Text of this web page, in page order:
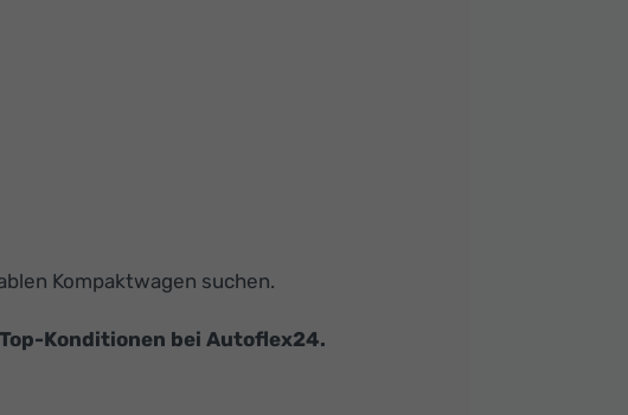
Kompaktwagen suchen.
Konditionen bei Autoflex24.